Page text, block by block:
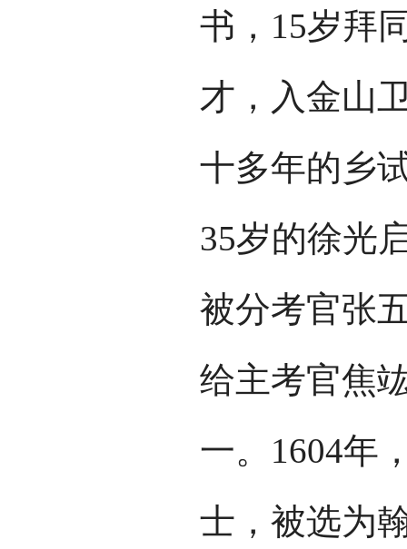
书，15岁拜
才，入金山
十多年的乡
35岁的徐光
被分考官张
给主考官焦
一。1604年
士，被选为